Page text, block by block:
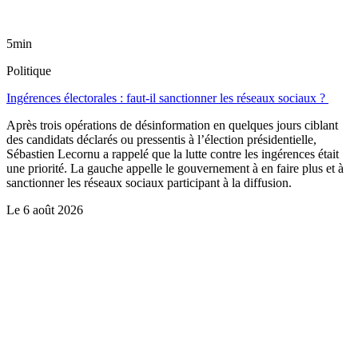
5min
Politique
Ingérences électorales : faut-il sanctionner les réseaux sociaux ?
Après trois opérations de désinformation en quelques jours ciblant
des candidats déclarés ou pressentis à l’élection présidentielle,
Sébastien Lecornu a rappelé que la lutte contre les ingérences était
une priorité. La gauche appelle le gouvernement à en faire plus et à
sanctionner les réseaux sociaux participant à la diffusion.
Le 6 août 2026